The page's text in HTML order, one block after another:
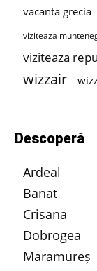
vacanta grecia
viziteaza
viziteaza
wizzair
Descoperă
Ardeal
Banat
Crisana
Dobrogea
Maramureș